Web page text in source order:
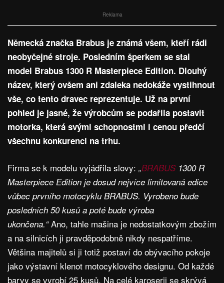
Reklama
Německá značka Brabus je známá všem, kteří rádi
neobyčejné stroje. Posledním šperkem se stal
model Brabus 1300 R Masterpiece Edition. Dlouhý
název, který ovšem ani zdaleka nedokáže vystihnout
vše, co tento dravec reprezentuje. Už na první
pohled je jasné, že výrobcům se podařila postavit
motorka, která svými schopnostmi i cenou předčí
všechnu konkurenci na trhu.
Firma se k modelu vyjádřila slovy: „BRABUS1300 R
Masterpiece Edition je dosud nejvíce limitovaná edice
vůbec prvního motocyklu BRABUS. Vyrobeno bude
posledních 50 kusů a poté bude výroba
ukončena.“Ano, tahle mašina je nedostatkovým zbožím
a na silnicích ji pravděpodobně nikdy nespatříme.
Většina majitelů si ji totiž postaví do obývacího pokoje
jako výstavní klenot motocyklového designu. Od každé
barvy se vyrobí 25 kusů. Na celé karoserii se skrývá